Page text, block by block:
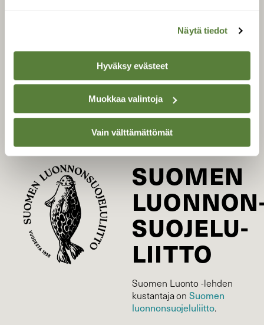
Näytä tiedot
Hyväksy evästeet
Muokkaa valintoja
Vain välttämättömät
LEHTI
Uusin lehti
Tilaa digilukuoikeus
Äänestä parasta juttua
Tilaa uutiskirje
SUOMEN
SUOJELU­
LIITTO
Suomen Luonto -lehden
kustantaja onSuomen
luonnonsuojelu­liitto.